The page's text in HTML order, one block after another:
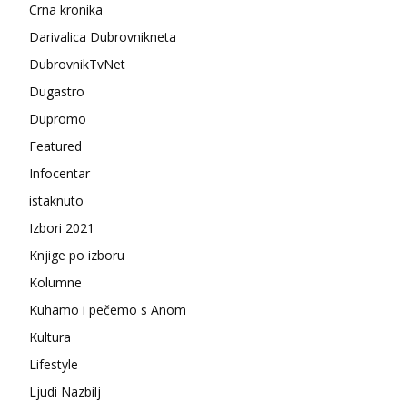
Crna kronika
Darivalica Dubrovnikneta
DubrovnikTvNet
Dugastro
Dupromo
Featured
Infocentar
istaknuto
Izbori 2021
Knjige po izboru
Kolumne
Kuhamo i pečemo s Anom
Kultura
Lifestyle
Ljudi Nazbilj